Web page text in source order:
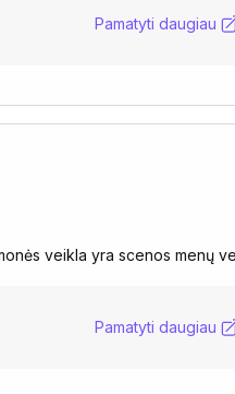
Pamatyti daugiau
veikla yra scenos menų
Pamatyti daugiau